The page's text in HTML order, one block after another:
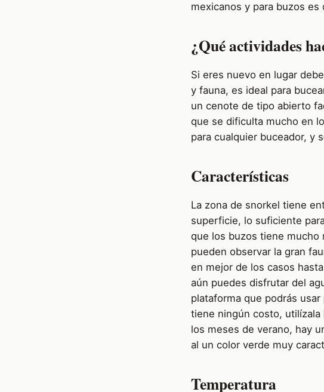
mexicanos y para buzos
¿Qué actividades
Si eres nuevo en lugar
y fauna, es ideal para
un cenote de tipo abierto
que se dificulta mucho en
para cualquier buceador, y
Características
La zona de snorkel tiene
superficie, lo suficiente
que los buzos tiene mucho
pueden observar la gran
en mejor de los casos
aún puedes disfrutar del
plataforma que podrás
tiene ningún costo, utilízala
los meses de verano, hay
al un color verde muy
Temperatura